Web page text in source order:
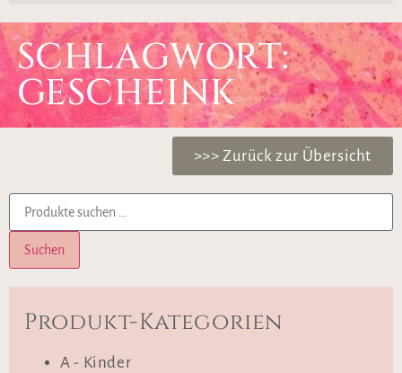
SCHLAGWORT:
GESCHEINK
>>> Zurück zur Übersicht
Suchen
Produkt-Kategorien
A - Kinder